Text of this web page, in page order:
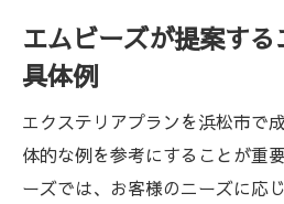
エムビーズが提案す
具体例
エクステリアプランを浜松市で
体的な例を参考にすることが重
ーズでは、お客様のニーズに応